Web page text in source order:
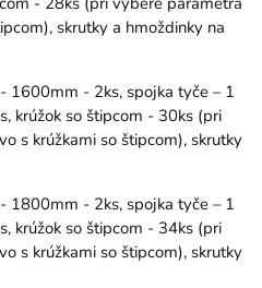
skrutky a hmoždinky na
1600mm - 2ks, spojka tyče – 1
krúžok so štipcom - 30ks (pri
s krúžkami so štipcom), skrutky
1800mm - 2ks, spojka tyče – 1
krúžok so štipcom - 34ks (pri
s krúžkami so štipcom), skrutky